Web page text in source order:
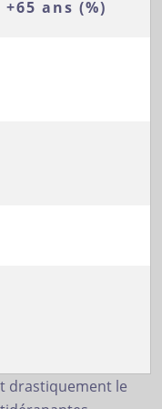
+65 ans (%)
drastiquement le